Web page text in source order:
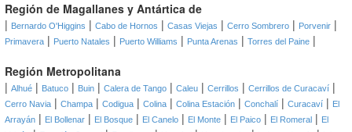
Región de Magallanes y Antártica de
| Bernardo O'Higgins | Cabo de Hornos | Casas Viejas | Cerro Sombrero | Porvenir |
Primavera | Puerto Natales | Puerto Williams | Punta Arenas | Torres del Paine |
Región Metropolitana
| Alhué | Batuco | Buin | Calera de Tango | Caleu | Cerrillos | Cerrillos de Curacaví |
Cerro Navia | Champa | Codigua | Colina | Colina Estación | Conchalí | Curacaví | El
Arrayán | El Bollenar | El Bosque | El Canelo | El Monte | El Paico | El Romeral | El